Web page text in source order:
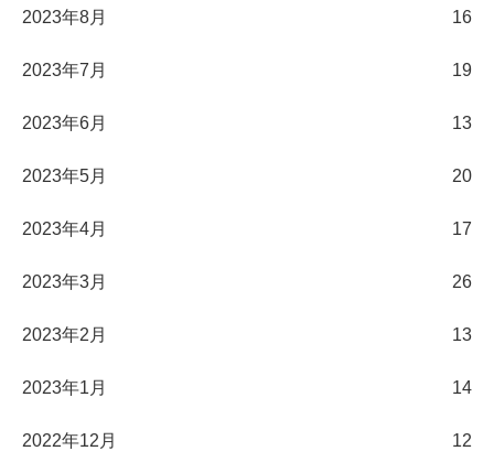
2023年8月 16
2023年7月 19
2023年6月 13
2023年5月 20
2023年4月 17
2023年3月 26
2023年2月 13
2023年1月 14
2022年12月 12